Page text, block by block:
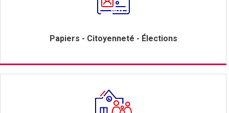
Papiers - Citoyenneté - Élections